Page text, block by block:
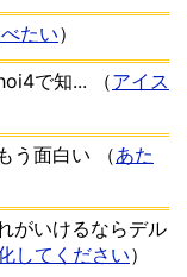
たい）
で知...
（アイス
う面白い
（あた
がいけるならデル
してください）